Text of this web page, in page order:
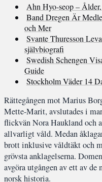
Ahn Hyo-seop –
Band Dregen Är
och Mer
Svante Thuresson
självbiografi
Swedish Schengen
Guide
Stockholm Väder 14
Rättegången mot Marius
Mette-Marit, avslutades i
flickvän Nora Haukland och
allvarligt våld. Medan
brott inklusive våldtäkt och
grövsta anklagelserna.
avgöra utgången av ett av
norsk historia.